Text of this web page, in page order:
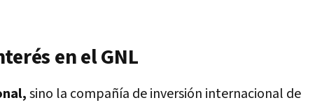
en el GNL
sino la compañía de inversión internacional de